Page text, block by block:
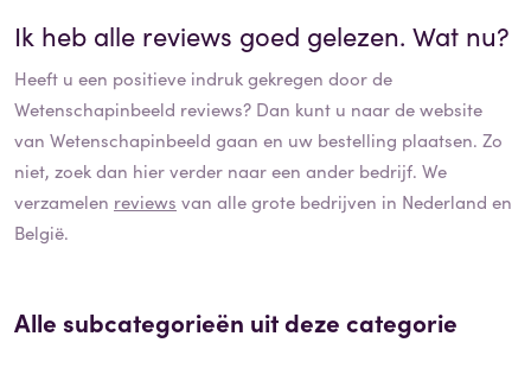
Ik heb alle reviews goed gelezen. Wat nu?
Heeft u een positieve indruk gekregen door de
Wetenschapinbeeld reviews? Dan kunt u naar de website
van Wetenschapinbeeld gaan en uw bestelling plaatsen. Zo
niet, zoek dan hier verder naar een ander bedrijf. We
verzamelen reviews van alle grote bedrijven in Nederland en
België.
Alle subcategorieën uit deze categorie